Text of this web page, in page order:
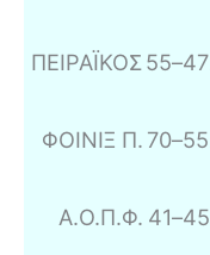
ΠΕΙΡΑΪΚΟΣ 55–47
ΦΟΙΝΙΞ Π. 70–55
Α.Ο.Π.Φ. 41–45